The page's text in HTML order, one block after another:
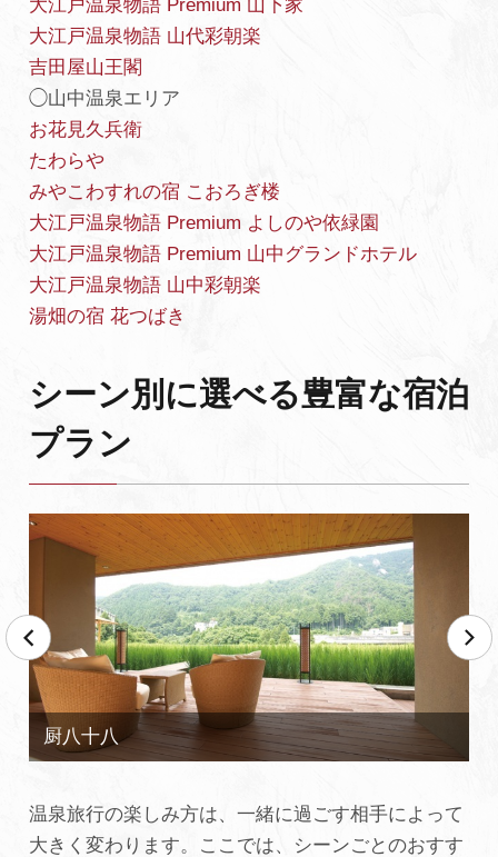
大江戸温泉物語 Premium 山下家
大江戸温泉物語 山代彩朝楽
吉田屋山王閣
◯山中温泉エリア
お花見久兵衛
たわらや
みやこわすれの宿 こおろぎ楼
大江戸温泉物語 Premium よしのや依緑園
大江戸温泉物語 Premium 山中グランドホテル
大江戸温泉物語 山中彩朝楽
湯畑の宿 花つばき
シーン別に選べる豊富な宿泊
プラン
温泉旅行の楽しみ方は、一緒に過ごす相手によって
大きく変わります。ここでは、シーンごとのおすす